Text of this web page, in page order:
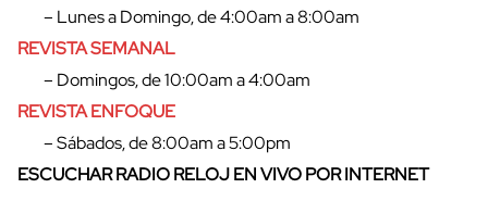
– Lunes a Domingo, de 4:00am a 8:00am
REVISTA SEMANAL
– Domingos, de 10:00am a 4:00am
REVISTA ENFOQUE
– Sábados, de 8:00am a 5:00pm
ESCUCHAR RADIO RELOJ EN VIVO POR INTERNET